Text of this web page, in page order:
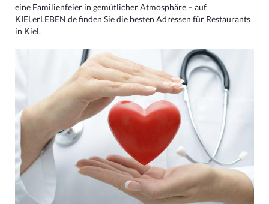
eine Familienfeier in gemütlicher Atmosphäre – auf
KIELerLEBEN.de finden Sie die besten Adressen für Restaurants
in Kiel.